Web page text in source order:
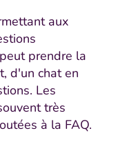
aux
prendre la
d'un chat en
Les
très
à la FAQ.